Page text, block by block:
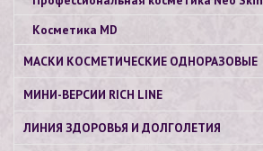
Косметика МD
МАСКИ КОСМЕТИЧЕСКИЕ ОДНОРАЗОВЫЕ
МИНИ-ВЕРСИИ RICH LINE
ЛИНИЯ ЗДОРОВЬЯ И ДОЛГОЛЕТИЯ